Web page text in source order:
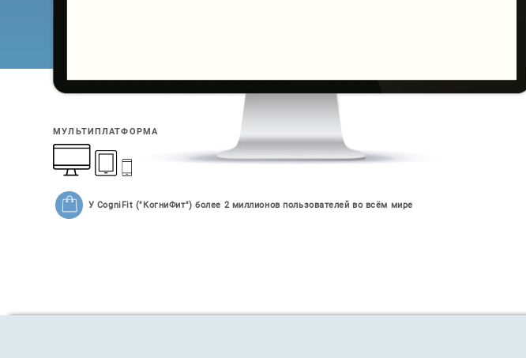
МУЛЬТИПЛАТФОРМА
У CogniFit ("КогниФит") более 2 миллионов пользователей во всём мире